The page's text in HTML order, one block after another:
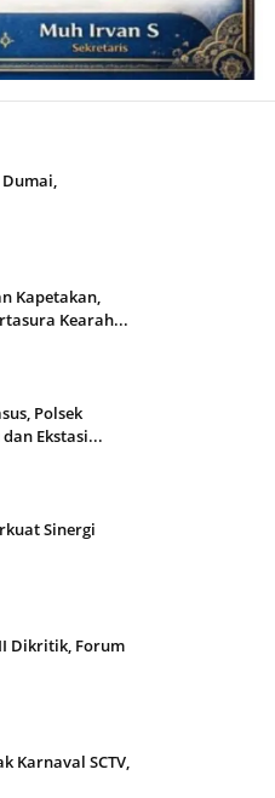
Dumai,
Kapetakan,
Kearah...
Polsek
Ekstasi...
Sinergi
Dikritik, Forum
Karnaval SCTV,